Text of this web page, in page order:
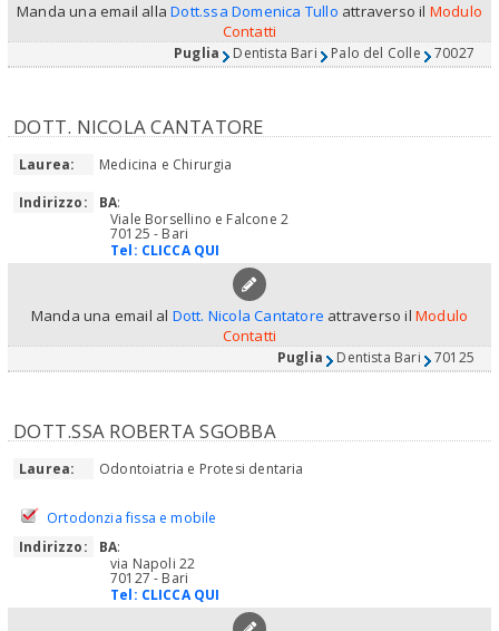
Manda una email allaDott.ssa Domenica Tullo attraverso il Modulo
Contatti
Puglia Dentista Bari Palo del Colle 70027
DOTT. NICOLA CANTATORE
Laurea:
Medicina e Chirurgia
Indirizzo:
BA:
Viale Borsellino e Falcone 2
70125 - Bari
Tel: CLICCA QUI
Manda una email al Dott. Nicola Cantatore attraverso il Modulo
Contatti
Puglia Dentista Bari 70125
DOTT.SSA ROBERTA SGOBBA
Laurea: Odontoiatria e Protesi dentaria
Ortodonzia fissa e mobile
Indirizzo:
BA:
via Napoli 22
70127 - Bari
Tel: CLICCA QUI